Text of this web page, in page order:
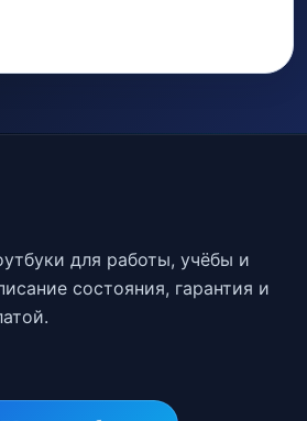
для работы, учёбы и
состояния, гарантия и